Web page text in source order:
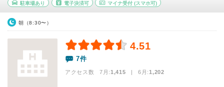
駐車場あり 電子決済可 マイナ受付 (スマホ可)
朝（8:30〜）
4.51
7件
アクセス数 7月:1,415 | 6月:1,202